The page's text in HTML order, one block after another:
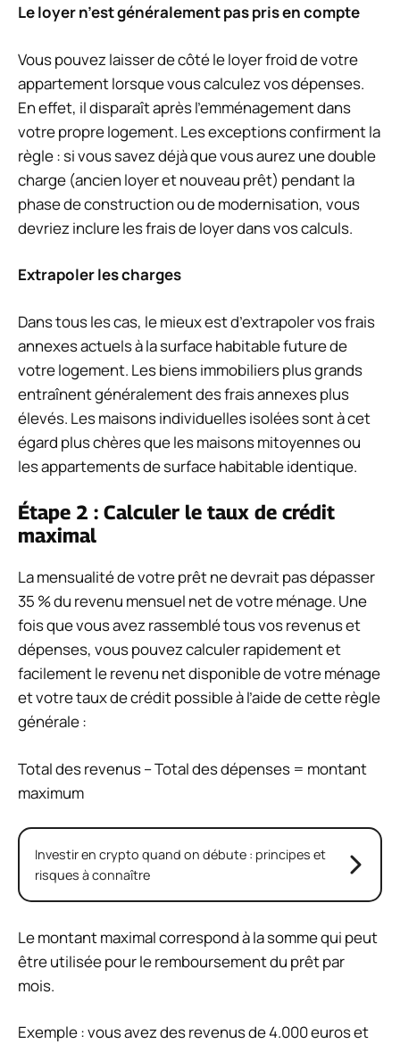
Le loyer n’est généralement pas pris en compte
Vous pouvez laisser de côté le loyer froid de votre
appartement lorsque vous calculez vos dépenses.
En effet, il disparaît après l’emménagement dans
votre propre logement. Les exceptions confirment la
règle : si vous savez déjà que vous aurez une double
charge (ancien loyer et nouveau prêt) pendant la
phase de construction ou de modernisation, vous
devriez inclure les frais de loyer dans vos calculs.
Extrapoler les charges
Dans tous les cas, le mieux est d’extrapoler vos frais
annexes actuels à la surface habitable future de
votre logement. Les biens immobiliers plus grands
entraînent généralement des frais annexes plus
élevés. Les maisons individuelles isolées sont à cet
égard plus chères que les maisons mitoyennes ou
les appartements de surface habitable identique.
Étape 2 : Calculer le taux de crédit
maximal
La mensualité de votre prêt ne devrait pas dépasser
35 % du revenu mensuel net de votre ménage. Une
fois que vous avez rassemblé tous vos revenus et
dépenses, vous pouvez calculer rapidement et
facilement le revenu net disponible de votre ménage
et votre taux de crédit possible à l’aide de cette règle
générale :
Total des revenus – Total des dépenses = montant
maximum
Investir en crypto quand on débute : principes et
risques à connaître
Le montant maximal correspond à la somme qui peut
être utilisée pour le remboursement du prêt par
mois.
Exemple : vous avez des revenus de 4.000 euros et